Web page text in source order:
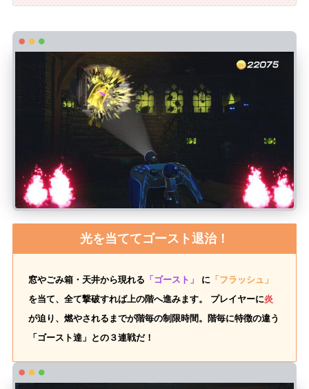
光を当ててゴースト退治！
窓やごみ箱・天井から現れる 「ゴースト」 に 「フラッシュ」
を当て、全て撃破すれば上の階へ進みます。 プレイヤーに炎
が迫り、燃やされるまでが階毎の制限時間。階毎に特徴の違う
「ゴースト達」との３連戦だ！